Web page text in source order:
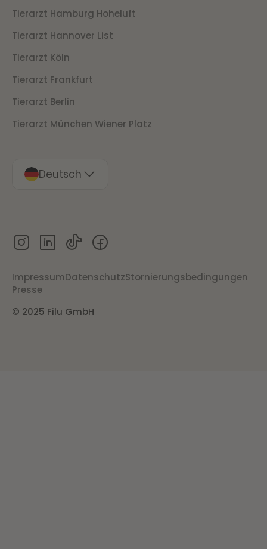
Tierarzt Hamburg Hoheluft
Tierarzt Hannover List
Tierarzt Köln
Tierarzt Frankfurt
Tierarzt Berlin
Tierarzt München Wiener Platz
Deutsch
© 2025 Filu GmbH
ImpressumDatenschutzStornierungsbedingungen
Presse